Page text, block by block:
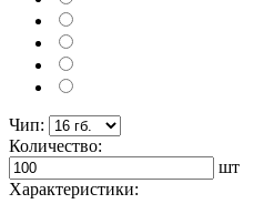
Чип:
Количество:
шт
Характеристики: